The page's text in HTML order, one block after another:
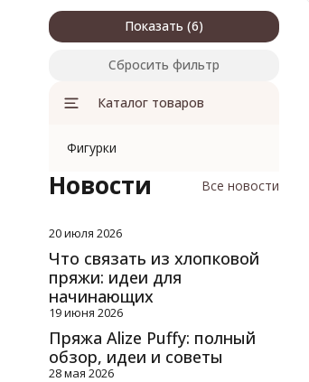
Показать
Сбросить фильтр
Каталог товаров
Фигурки
Новости Все новости
20 июля 2026
Что связать из хлопковой
пряжи: идеи для
начинающих
19 июня 2026
Пряжа Alize Puffy: полный
обзор, идеи и советы
28 мая 2026